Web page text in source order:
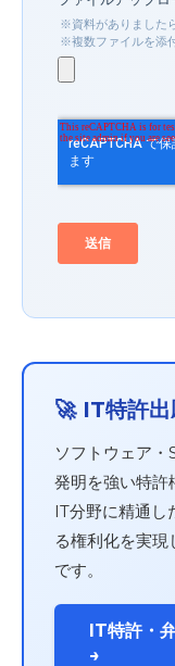
🚀 IT特許
ソフトウェア
発明を強い特許
IT分野に精通し
る権利化を実
です。
IT特許・
→